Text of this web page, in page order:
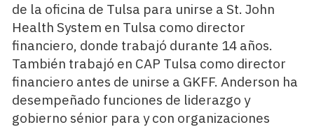
de la oficina de Tulsa para unirse a St. John
Health System en Tulsa como director
financiero, donde trabajó durante 14 años.
También trabajó en CAP Tulsa como director
financiero antes de unirse a GKFF. Anderson ha
desempeñado funciones de liderazgo y
gobierno sénior para y con organizaciones